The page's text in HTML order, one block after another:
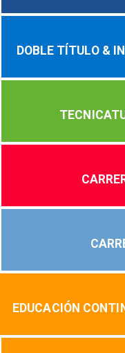
DOBLE TÍTULO &
EDUCACIÓN